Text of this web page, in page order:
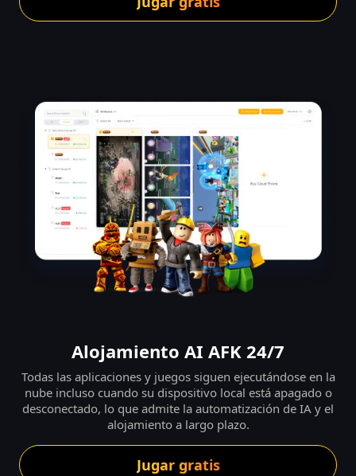
Alojamiento AI AFK 24/7
Todas las aplicaciones y juegos siguen ejecutándose en la
nube incluso cuando su dispositivo local está apagado o
desconectado, lo que admite la automatización de IA y el
alojamiento a largo plazo.
Jugar gratis